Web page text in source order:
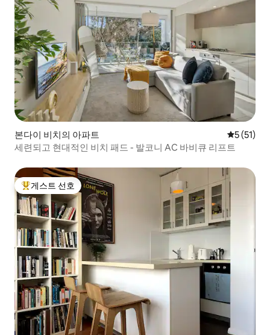
본다이 비치의 아파트 평점 5점
5 (51)
세련되고 현대적인 비치 패드 - 발코니 AC 바비큐 리프트
상위 게스트 선호
게스트 선호